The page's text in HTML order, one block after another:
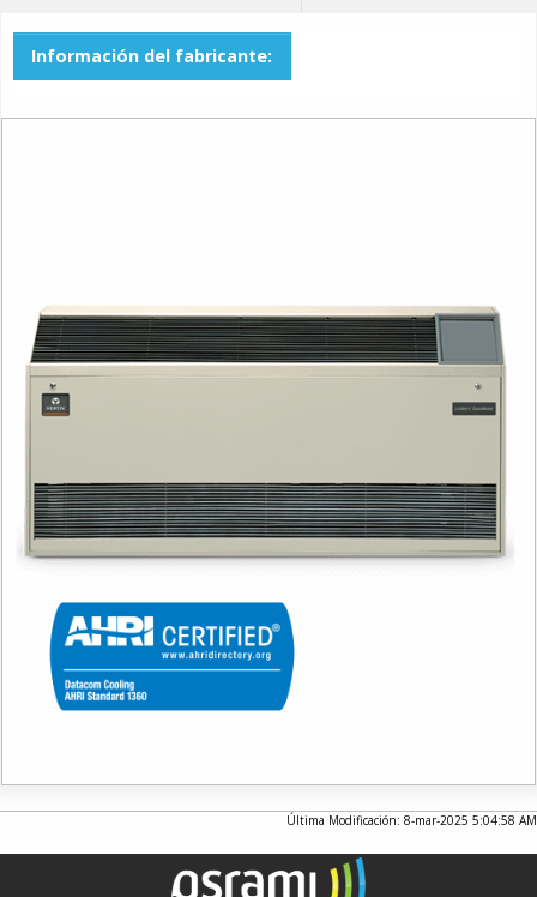
Información del fabricante:
Última Modificación: 8-mar-2025 5:04:58 AM